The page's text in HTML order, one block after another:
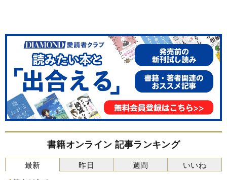
書籍オンライン 記事ランキング
最新 昨日 週間 いいね